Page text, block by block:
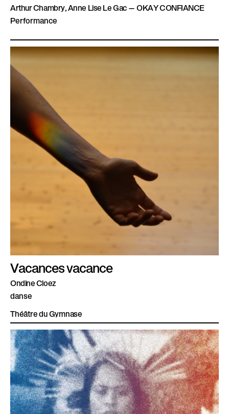
Arthur Chambry, Anne Lise Le Gac — OKAY CONFIANCE
Performance
Vacances vacance
Ondine Cloez
danse
Théâtre du Gymnase